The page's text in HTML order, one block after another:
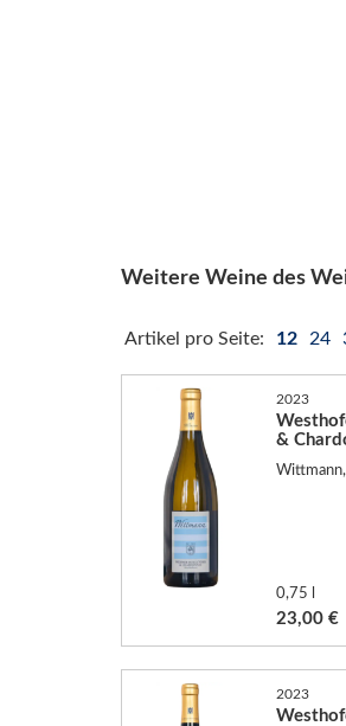
Weitere Weine des
Artikel pro Seite: 12 24
2023
&
0,75 l
23,00 €
2023